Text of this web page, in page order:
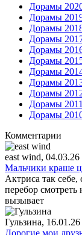
Дорамы
Дорамы
Дорамы
Дорамы
Дорамы
Дорамы
Дорамы
Дорамы
Дорамы
Дорамы 2011
Дорамы
Комментарии
east wind, 04.03.26
Мальчики краше
Актриса так
перебор смотреть
вызывает
Гульзина, 16.01.26
Дорогие мои